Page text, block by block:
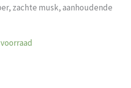
zachte musk, aanhoudende